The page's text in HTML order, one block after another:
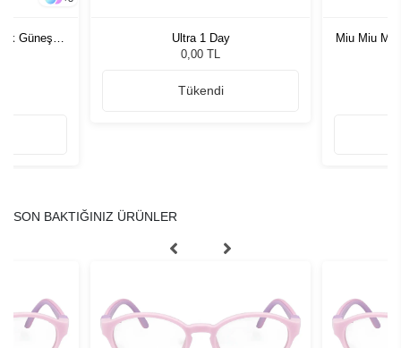
Güneş
Ultra 1 Day
0,00 TL
Tükendi
Miu Miu
SON BAKTIĞINIZ ÜRÜNLER